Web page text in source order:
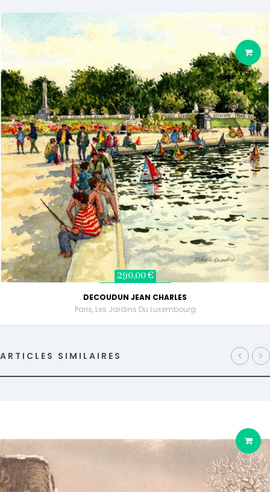
290,00 €
DECOUDUN JEAN CHARLES
Paris, Les Jardins Du Luxembourg
ARTICLES SIMILAIRES